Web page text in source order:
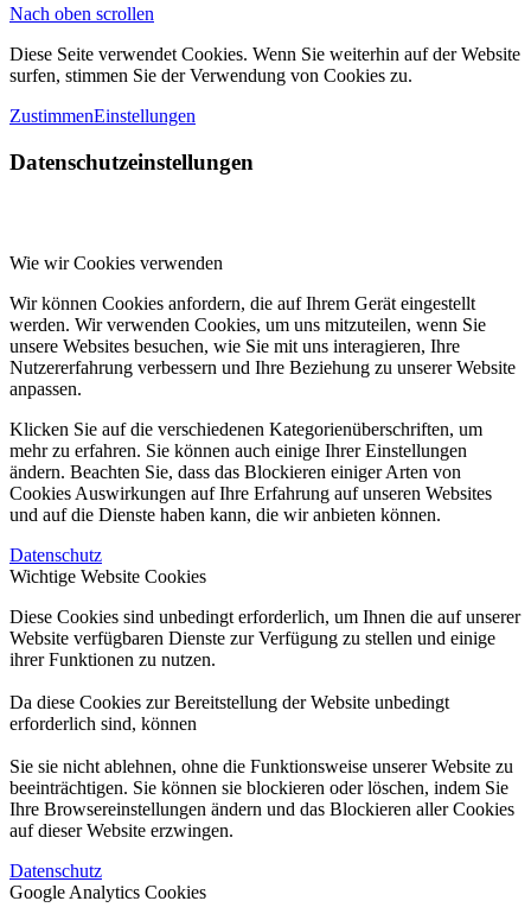
Nach oben scrollen
Diese Seite verwendet Cookies. Wenn Sie weiterhin auf der Website
surfen, stimmen Sie der Verwendung von Cookies zu.
ZustimmenEinstellungen
Datenschutzeinstellungen
Wie wir Cookies verwenden
Wir können Cookies anfordern, die auf Ihrem Gerät eingestellt
werden. Wir verwenden Cookies, um uns mitzuteilen, wenn Sie
unsere Websites besuchen, wie Sie mit uns interagieren, Ihre
Nutzererfahrung verbessern und Ihre Beziehung zu unserer Website
anpassen.
Klicken Sie auf die verschiedenen Kategorienüberschriften, um
mehr zu erfahren. Sie können auch einige Ihrer Einstellungen
ändern. Beachten Sie, dass das Blockieren einiger Arten von
Cookies Auswirkungen auf Ihre Erfahrung auf unseren Websites
und auf die Dienste haben kann, die wir anbieten können.
Datenschutz
Wichtige Website Cookies
Diese Cookies sind unbedingt erforderlich, um Ihnen die auf unserer
Website verfügbaren Dienste zur Verfügung zu stellen und einige
ihrer Funktionen zu nutzen.
Da diese Cookies zur Bereitstellung der Website unbedingt
erforderlich sind, können
Sie sie nicht ablehnen, ohne die Funktionsweise unserer Website zu
beeinträchtigen. Sie können sie blockieren oder löschen, indem Sie
Ihre Browsereinstellungen ändern und das Blockieren aller Cookies
auf dieser Website erzwingen.
Datenschutz
Google Analytics Cookies